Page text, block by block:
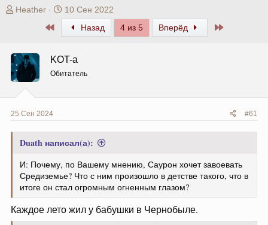
А
р
т
е
ы
Heather
Д
а
н
а
ч
л
10 Сен 2022
ПервыйНазад 4 из 5 Вперёд Последний
KOT-a
Обитатель
25 Сен 2024 #61
Duath написал(а):
И: Почему, по Вашему мнению, Саурон хочет завоевать
Средиземье? Что с ним произошло в детстве такого, что в
итоге он стал огромным огненным глазом?
Каждое лето жил у бабушки в Чернобыле.